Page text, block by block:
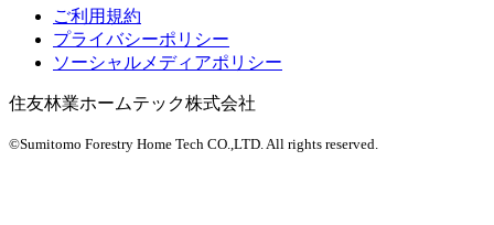
ご利用規約
プライバシーポリシー
ソーシャルメディアポリシー
住友林業ホームテック株式会社
©Sumitomo Forestry Home Tech CO.,LTD. All rights reserved.